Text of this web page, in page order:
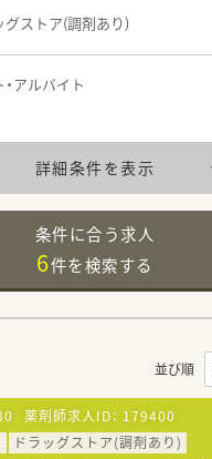
グストア(調剤あり)
アルバイト
詳細条件を表示
条件に合う求人
6件を検索する
並び順
薬剤師求人ID： 179400
ドラッグストア(調剤あり)